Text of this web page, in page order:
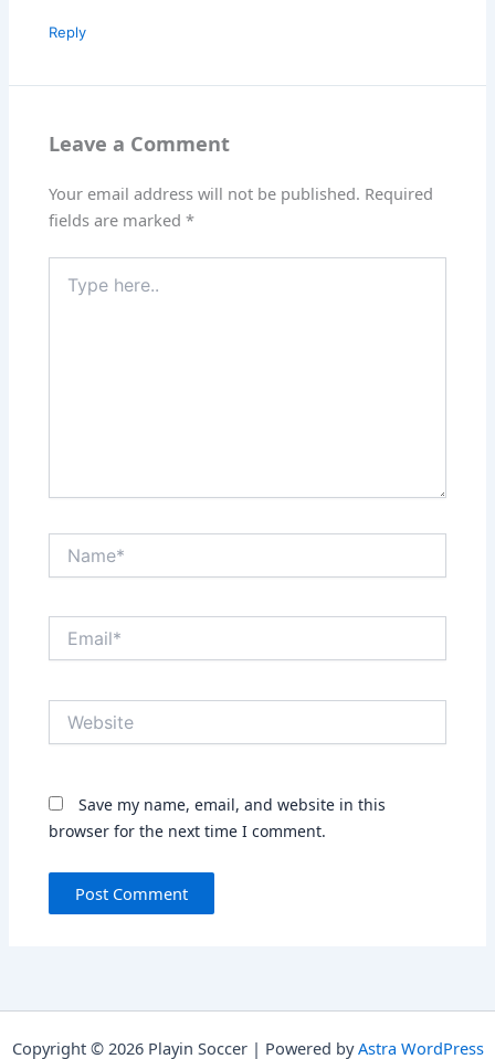
Reply
Leave a Comment
Your email address will not be published. Required
fields are marked*
here..
Save my name, email, and website in this
browser for the next time I comment.
Copyright © 2026 Playin Soccer | Powered byAstra WordPress